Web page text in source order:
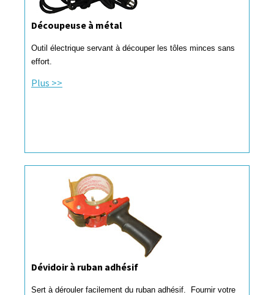
Découpeuse à métal
Outil électrique servant à découper les tôles minces sans
effort.
Plus >>
Dévidoir à ruban adhésif
Sert à dérouler facilement du ruban adhésif. Fournir votre